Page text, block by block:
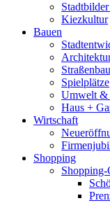
Stadtbilder
Kiezkultur
Bauen
Straßenbau
Spielplätze
Umwelt &
Haus +
Wirtschaft
Shopping
Shopping-